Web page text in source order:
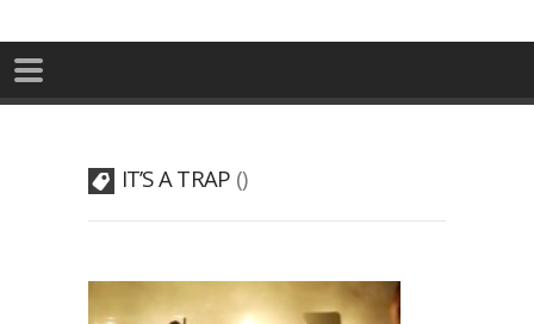
IT’S A TRAP